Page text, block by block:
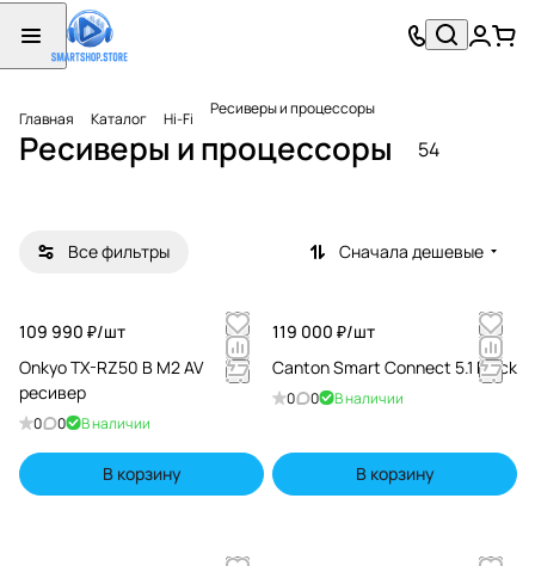
Главная Каталог Hi-Fi Ресиверы и процессоры
Ресиверы и процессоры 54
AV
проце
7
товаров
AV
ресив
38
товаров
CD
ресив
9
товаров
Все фильтры Сначала дешевые
109 990 ₽/шт
Onkyo TX-RZ50 B M2 AV
ресивер
0 0 В наличии
В корзину
119 000 ₽/шт
Canton Smart Connect 5.1 black
0 0 В наличии
В корзину